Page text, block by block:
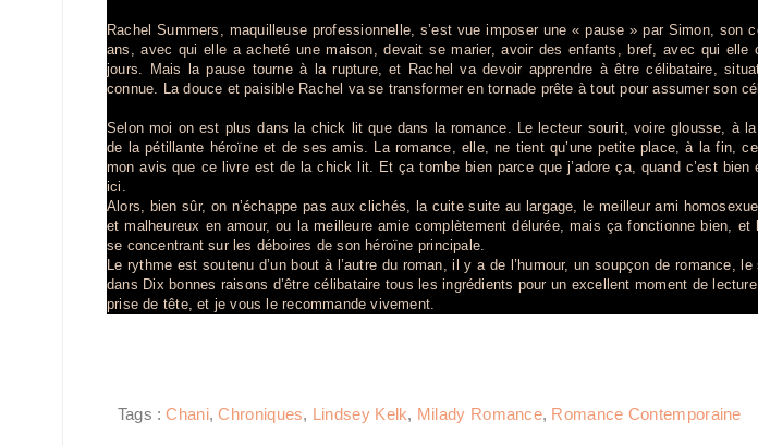
Rachel Summers, maquilleuse professionnelle, s’est vue imposer une « pause » par Simon, son
ans, avec qui elle a acheté une maison, devait se marier, avoir des enfants, bref, avec qui elle
jours. Mais la pause tourne à la rupture, et Rachel va devoir apprendre à être célibataire,
connue. La douce et paisible Rachel va se transformer en tornade prête à tout pour assumer son
Selon moi on est plus dans la chick lit que dans la romance. Le lecteur sourit, voire glousse, à
de la pétillante héroïne et de ses amis. La romance, elle, ne tient qu’une petite place, à la fin,
mon avis que ce livre est de la chick lit. Et ça tombe bien parce que j’adore ça, quand c’est
ici.
Alors, bien sûr, on n’échappe pas aux clichés, la cuite suite au largage, le meilleur ami
et malheureux en amour, ou la meilleure amie complètement délurée, mais ça fonctionne bien, et
se concentrant sur les déboires de son héroïne principale.
Le rythme est soutenu d’un bout à l’autre du roman, il y a de l’humour, un soupçon de romance,
dans Dix bonnes raisons d’être célibataire tous les ingrédients pour un excellent moment de
prise de tête, et je vous le recommande vivement.
Tags :Chani,Chroniques, Lindsey Kelk, Milady Romance, Romance Contemporaine